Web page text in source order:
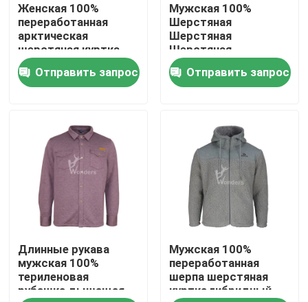
Спросите цитату
Куртки лыжи спорт
Спорт идут дождь куртки
Спорт вниз с курток
На открытом воздухе изолированные куртки
Куртки Parka скалозуба
Windproof куртки Softshell
Женская 100%
переработанная
арктическая
шерстяная куртка
ветроустойчивая
Отправить запрос
Мужская 100%
Шерстяная
Шерстяная
Шерстяная
Шерстяная
Шерстяная
Шерстяная Шерсть
Отправить запрос
Длинные рукава
мужская 100%
териленовая
рубашка дышащая
Мужская 100%
переработанная
шерпа шерстяная
куртка гибридный